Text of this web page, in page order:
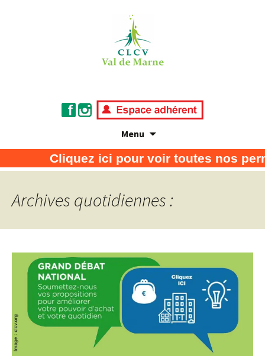
Menu
CLCV Val de Marne
Association de défense des consommateurs
et usagers
Cliquez ici pour voir toutes nos
Archives quotidiennes :